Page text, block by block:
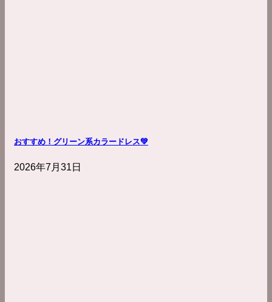
おすすめ！グリーン系カラードレス💚
2026年7月31日